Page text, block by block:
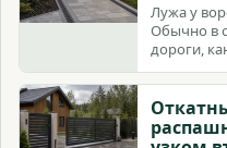
Лужа у
Обычно в
дороги,